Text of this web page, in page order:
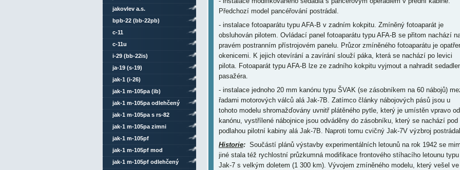
Předchozí model pancéřování postrádal.
- instalace fotoaparátu typu AFA-B v zadním kokpitu. Zmíněný fotoaparát je
obsluhován pilotem. Ovládací panel fotoaparátu typu AFA-B se přitom nachází
pravém postranním přístrojovém panelu. Průzor zmíněného fotoaparátu je
okenicemi. K jejich otevírání a zavírání slouží páka, která se nachází po levici
pilota. Fotoaparát typu AFA-B lze ze zadního kokpitu vyjmout a nahradit
pasažéra.
- instalace jednoho 20 mm kanónu typu ŠVAK (se zásobníkem na 60 nábojů)
řadami motorových válců alá Jak-7B. Zatímco články nábojových pásů jsou u
tohoto modelu shromažďovány uvnitř plátěného pytle, který je umístěn vpravo od
kanónu, vystřílené nábojnice jsou odváděny do zásobníku, který se nachází pod
podlahou pilotní kabiny alá Jak-7B. Naproti tomu cvičný Jak-7V výzbroj
Historie:Součástí plánů výstavby experimentálních letounů na rok 1942 se
jiné stala též rychlostní průzkumná modifikace frontového stíhacího letounu typu
Jak-7 s velkým doletem (1 300 km). Vývojem zmíněného modelu, který vešel ve
jakovlev a.s.
bpb-22 (bb-22pb)
c-11
c-11u
i-29 (bb-22is)
ja-19 (s-19)
jak-1 (i-26)
jak-1 m-105pa (ib)
jak-1 m-105pa odlehčený
jak-1 m-105pa s rs-82
jak-1 m-105pa zimni
jak-1 m-105pf
jak-1 m-105pf mod
jak-1 m-105pf odlehčený